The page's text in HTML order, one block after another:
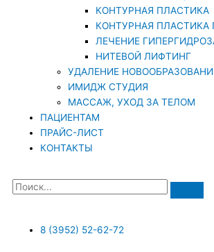
КОНТУРНАЯ ПЛАСТИКА
КОНТУРНАЯ ПЛАСТИКА
ЛЕЧЕНИЕ
НИТЕВОЙ ЛИФТИНГ
УДАЛЕНИЕ
ИМИДЖ СТУДИЯ
МАССАЖ, УХОД ЗА ТЕЛОМ
ПАЦИЕНТАМ
ПРАЙС-ЛИСТ
КОНТАКТЫ
Search
8 (3952) 52-62-72